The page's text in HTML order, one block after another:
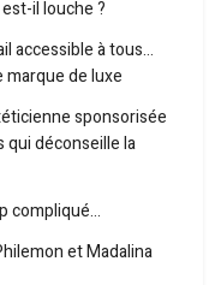
il louche ?
accessible à tous…
marque de luxe
sponsorisée
qui déconseille la
compliqué…
et Madalina